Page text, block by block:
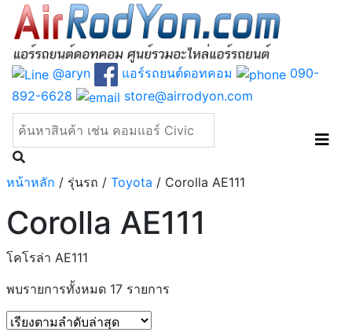
@aryn แอร์รถยนต์ดอทคอม
090-
892-6628
store@airrodyon.com
หน้าหลัก / รุ่นรถ / Toyota / Corolla AE111
Corolla AE111
โคโรล่า AE111
พบรายการทั้งหมด 17 รายการ